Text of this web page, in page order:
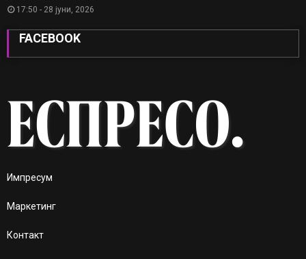
17:50 - 28 јуни, 2026
FACEBOOK
Импресум
Маркетинг
Контакт